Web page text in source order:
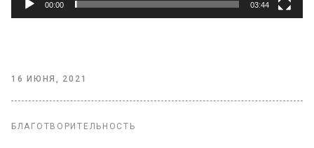
00:00 03:44
16 ИЮНЯ, 2021
БЛАГОТВОРИТЕЛЬНОСТЬ